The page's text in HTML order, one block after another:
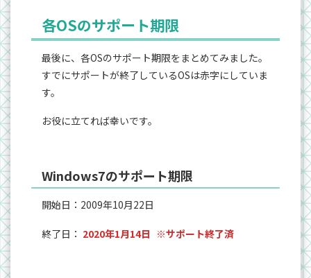
各OSのサポート期限
最後に、各OSのサポート期限をまとめてみました。
すでにサポートが終了しているOSは赤字にしていま
す。
お役に立てれば幸いです。
Windows7のサポート期限
開始日：2009年10月22日
終了日： 2020年1月14日 ※サポート終了済